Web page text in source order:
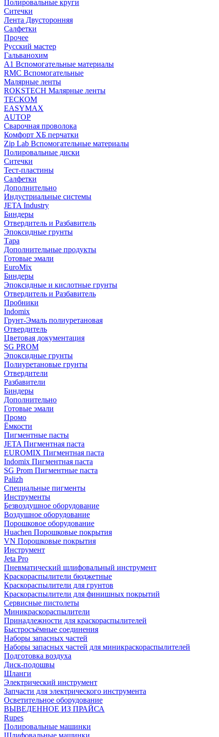
Полировальные круги
Ситечки
Лента Двусторонняя
Салфетки
Прочее
Русский мастер
Гальванохим
А1 Вспомогательные материалы
RMC Вспомогательные
Малярные ленты
ROKSTECH Малярные ленты
ТЕСКОМ
EASYMAX
AUTOP
Сварочная проволока
Комфорт ХБ перчатки
Zip Lab Вспомогательные материалы
Полировальные диски
Ситечки
Тест-пластины
Салфетки
Дополнительно
Индустриальные системы
JETA Industry
Биндеры
Отвердитель и Разбавитель
Эпоксидные грунты
Тара
Дополнительные продукты
Готовые эмали
EuroMix
Биндеры
Эпоксидные и кислотные грунты
Отвердитель и Разбавитель
Пробники
Indomix
Грунт-Эмаль полиуретановая
Отвердитель
Цветовая документация
SG PROM
Эпоксидные грунты
Полиуретановые грунты
Отвердители
Разбавители
Биндеры
Дополнительно
Готовые эмали
Промо
Ёмкости
Пигментные пасты
JETA Пигментная паста
EUROMIX Пигментная паста
Indomix Пигментная паста
SG Prom Пигментные паста
Palizh
Специальные пигменты
Инструменты
Безвоздушное оборудование
Воздушное оборудование
Порошковое оборудование
Huachen Порошковые покрытия
VN Порошковые покрытия
Инструмент
Jeta Pro
Пневматический шлифовальный инструмент
Краскораспылители бюджетные
Краскораспылители для грунтов
Краскораспылители для финишных покрытий
Сервисные пистолеты
Миникраскораспылители
Принадлежности для краскораспылителей
Быстросъёмные соединения
Наборы запасных частей
Наборы запасных частей для миникраскораспылителей
Подготовка воздуха
Диск-подошвы
Шланги
Электрический инструмент
Запчасти для электрического инструмента
Осветительное оборудование
ВЫВЕДЕННОЕ ИЗ ПРАЙСА
Rupes
Полировальные машинки
Шлифовальные машинки